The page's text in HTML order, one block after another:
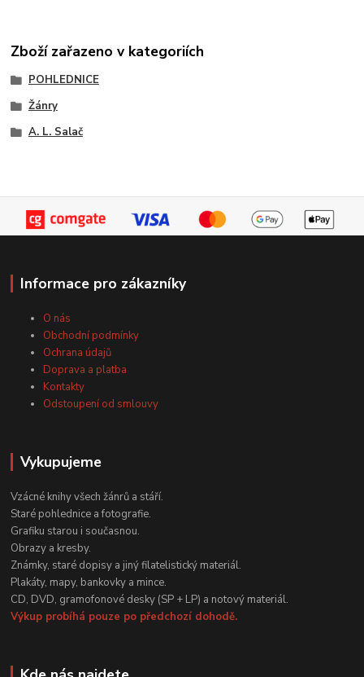
Zboží zařazeno v kategoriích
POHLEDNICE
Žánry
A. L. Salač
Informace pro zákazníky
O nás
Obchodní podmínky
Ochrana údajů
Doprava a platba
Kontakty
Odstoupení od smlouvy
Vykupujeme
Vzácné knihy všech žánrů a stáří.
Staré pohlednice a fotografie.
Grafiku starou i současnou.
Obrazy a kresby.
Známky, staré dopisy a jiný filatelistický materiál.
Plakáty, mapy, bankovky a mince.
CD, DVD, gramofonové desky (SP + LP) a notový materiál.
Výkup probíhá pouze po předchozí dohodě.